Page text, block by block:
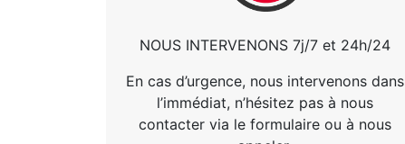
NOUS INTERVENONS 7j/7 et 24h/24
En cas d’urgence, nous intervenons dans
l’immédiat, n’hésitez pas à nous
contacter via le formulaire ou à nous